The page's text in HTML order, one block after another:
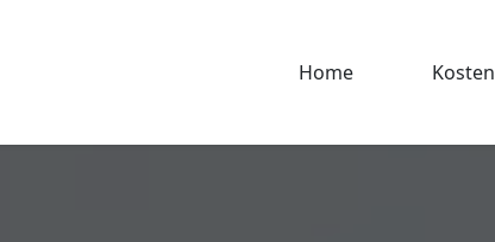
Home Kosten